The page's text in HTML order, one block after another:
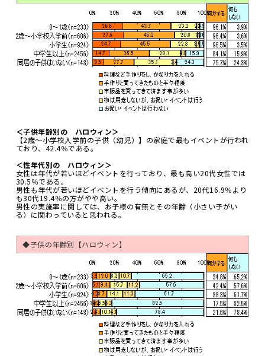
＜子供年齢別の ハロウィン＞
【2歳～小学校入学前の子供（幼児）】の家庭で最もイベントが行われ
ており、42.4％である。
＜性年代別の ハロウィン＞
女性は年代が若いほどイベントを行っており、最も高い20代女性では
30.5％である。
男性も年代が若いほどイベントを行う傾向にあるが、20代16.9％より
も30代19.4％の方がやや高い。
男性の実施率に関しては、お子様の有無とその年齢（小さい子がい
る）に関わっていると思われる。
◆子供の年齢別【ハロウィン】